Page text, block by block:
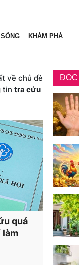
KHÁM PHÁ
về chủ đề
tin tra cứu
quá
làm
ĐỌC